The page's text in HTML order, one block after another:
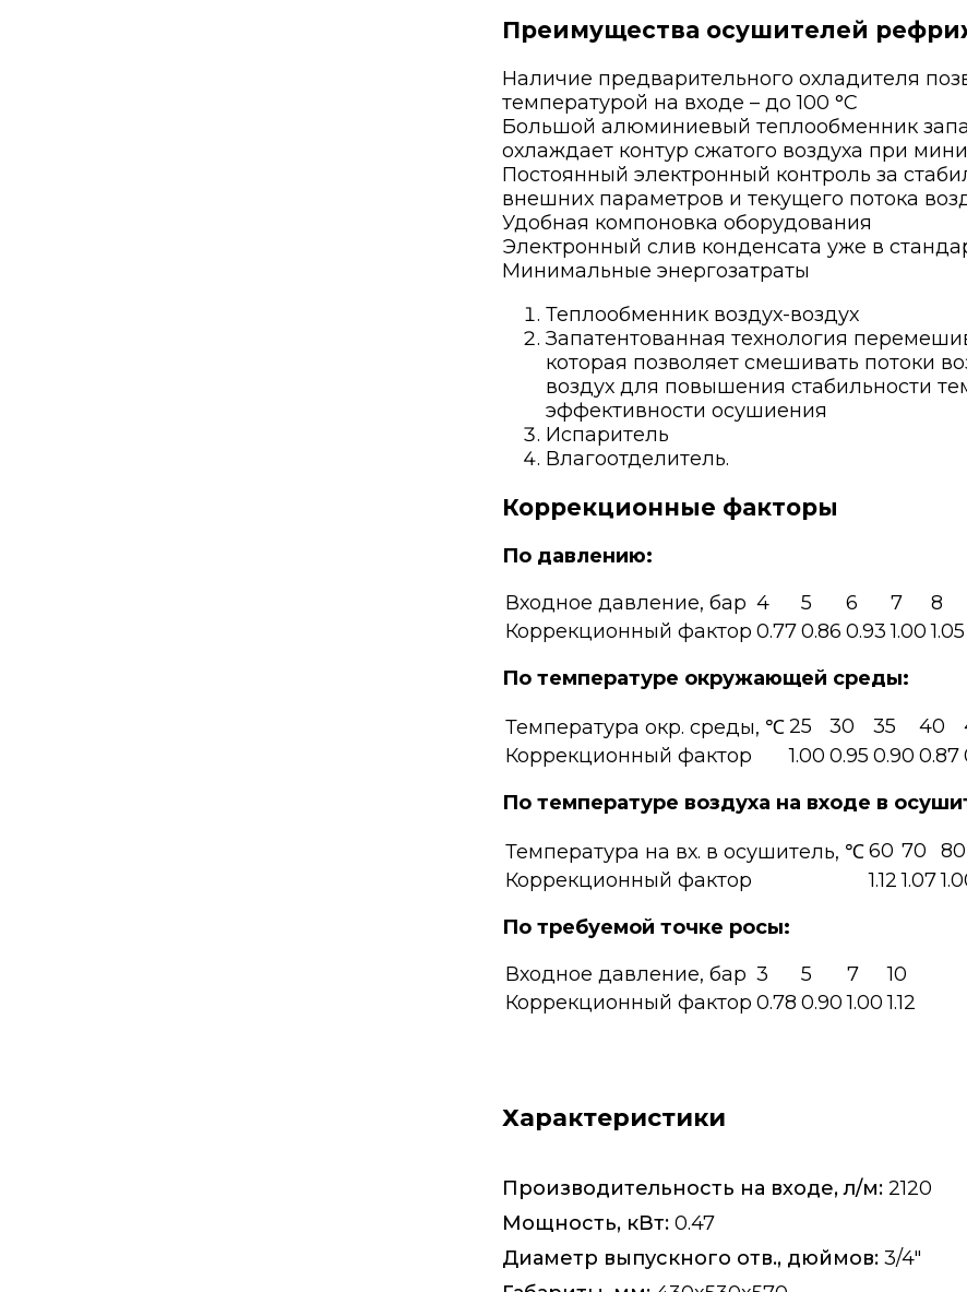
Преимущества осушителей
Наличие предварительного охладителя
температурой на входе – до 100 °С
Большой алюминиевый теплообменник
охлаждает контур сжатого воздуха при
Постоянный электронный контроль за
внешних параметров и текущего потока
Удобная компоновка оборудования
Электронный слив конденсата уже в
Минимальные энергозатраты
Теплообменник воздух-воздух
Запатентованная технология
которая позволяет смешивать потоки
воздух для повышения стабильности
эффективности осушиения
Испаритель
Влагоотделитель.
Коррекционные факторы
По давлению:
Входное давление, бар 4 5 6 7 8
Коррекционный фактор 0.770.86 0.93 1.00 1.05
По температуре окружающей среды:
Температура окр. среды, ℃25 30 35 40
Коррекционный фактор
1.00 0.95 0.90 0.87
По температуре воздуха на входе в
Температура на вх. в осушитель, ℃60 70 80
Коррекционный фактор
1.12 1.07
По требуемой точке росы:
Входное давление, бар 3 5 7
10
Коррекционный фактор 0.78 0.90 1.00 1.12
Характеристики
Производительность на входе, л/м: 2120
Мощность, кВт: 0.47
Диаметр выпускного отв., дюймов: 3/4"